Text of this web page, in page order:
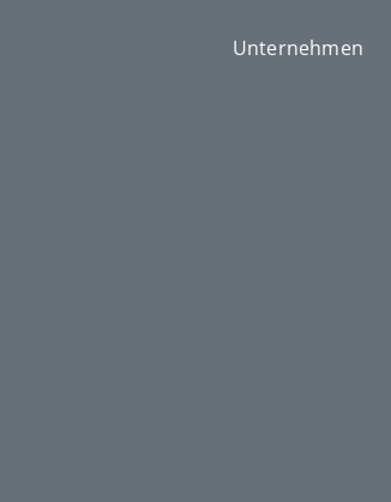
Unternehmen